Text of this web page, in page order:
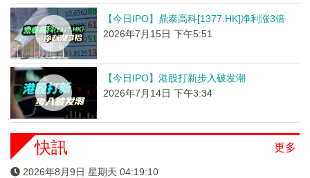
【今日IPO】鼎泰高科[1377.HK]净利涨3倍
2026年7月15日 下午5:51
【今日IPO】港股打新步入破发潮
2026年7月14日 下午3:34
更多
快訊
2026年8月9日 星期天 04:19:10